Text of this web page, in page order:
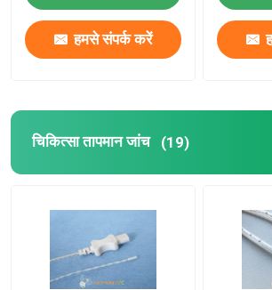
हमसे संपर्क करें
चिकित्सा तापमान जांच (19)